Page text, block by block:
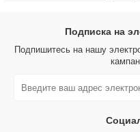
Подписка на
Подпишитесь на нашу